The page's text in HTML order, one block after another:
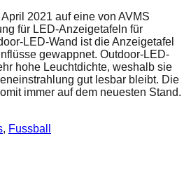
2021 auf eine von AVMS
für LED-Anzeigetafeln für
LED-Wand ist die Anzeigetafel
gewappnet. Outdoor-LED-
hohe Leuchtdichte, weshalb sie
gut lesbar bleibt. Die
immer auf dem neuesten Stand.
, Fussball